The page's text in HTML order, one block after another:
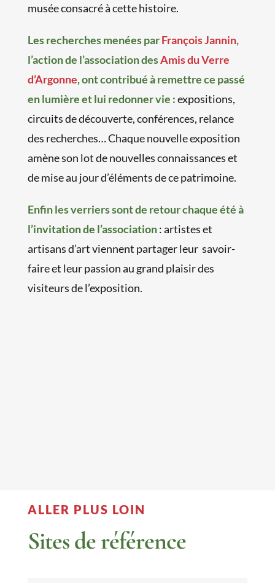
musée consacré à cette histoire.
Les recherches menées parFrançois Jannin,
l’action de l’association desAmis du Verre
d’Argonne, ont contribué à remettre ce passé
en lumière et lui redonner vie :expositions,
circuits de découverte, conférences, relance
des recherches… Chaque nouvelle exposition
amène son lot de nouvelles connaissances et
de mise au jour d’éléments de ce patrimoine.
Enfin les verriers sont de retour chaque été à
l’invitation de l’association: artistes et
artisans d’art viennent partager leur savoir-
faire et leur passion au grand plaisir des
visiteurs de l’exposition.
ALLER PLUS LOIN
Sites de référence